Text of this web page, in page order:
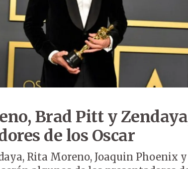
Brad Pitt y
de los Oscar
Rita Moreno, Joaquin Phoenix y